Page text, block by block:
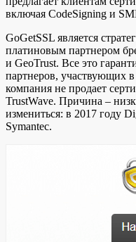
включая CodeSigning и
GoGetSSL является
платиновым партнером
и GeoTrust. Все это
партнеров, участвующих
компания не продает
TrustWave. Причина –
измениться: в 2017 году
Symantec.